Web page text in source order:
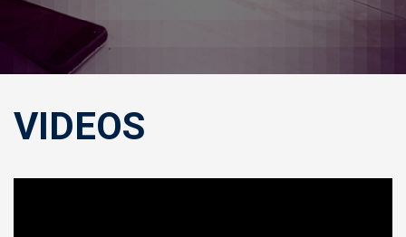
VIDEOS